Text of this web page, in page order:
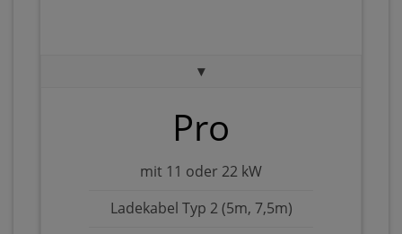
▾
Pro
mit 11 oder 22 kW
Ladekabel Typ 2 (5m, 7,5m)